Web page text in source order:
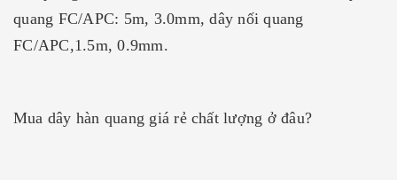
quang FC/APC: 5m, 3.0mm, dây nối quang
FC/APC,1.5m, 0.9mm.
Mua dây hàn quang giá rẻ chất lượng ở đâu?